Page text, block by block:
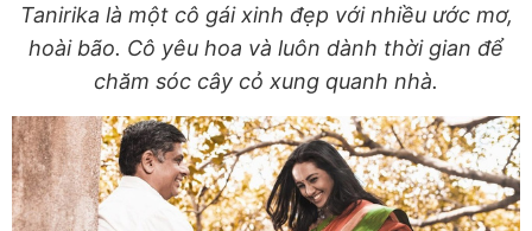
Tanirika là một cô gái xinh đẹp với nhiều ước mơ,
hoài bão. Cô yêu hoa và luôn dành thời gian để
chăm sóc cây cỏ xung quanh nhà.